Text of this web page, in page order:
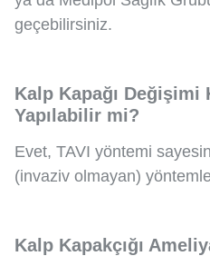
geçebilirsiniz.
Kalp Kapağı Değişimi
Yapılabilir mi?
Evet, TAVI yöntemi
(invaziv olmayan)
Kalp Kapakçığı